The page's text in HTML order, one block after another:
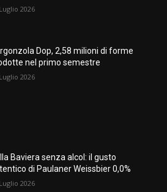
2026
Dop, 2,58 milioni di forme
nel primo semestre
2026
Baviera senza alcol: il gusto
di Paulaner Weissbier 0,0%
2026